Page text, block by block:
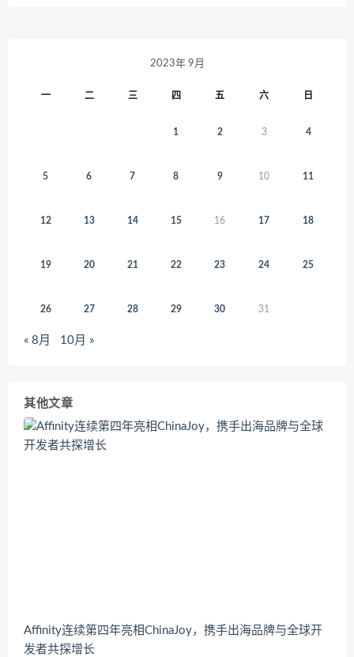
2023年 9月
一 二 三 四 五 六 日
1 2 3 4
5 6 7 8 9 10 11
12 13 14 15 16 17 18
19 20 21 22 23 24 25
26 27 28 29 30 31
« 8月 10月 »
其他文章
Affinity连续第四年亮相ChinaJoy，携手出海品牌与全球开
发者共探增长